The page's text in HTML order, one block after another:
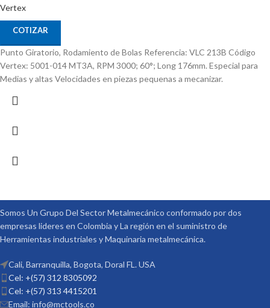
Vertex
COTIZAR
Punto Giratorio, Rodamiento de Bolas Referencia: VLC 213B Código
Vertex: 5001-014 MT3A, RPM 3000; 60°; Long 176mm. Especial para
Medias y altas Velocidades en piezas pequenas a mecanizar.
Somos Un Grupo Del Sector Metalmecánico conformado por dos
empresas lideres en Colombia y La región en el suministro de
Herramientas industriales y Maquinaria metalmecánica.
Cali, Barranquilla, Bogota, Doral FL. USA
Cel: +(57) 312 8305092
Cel: +(57) 313 4415201
Email: info@mctools.co